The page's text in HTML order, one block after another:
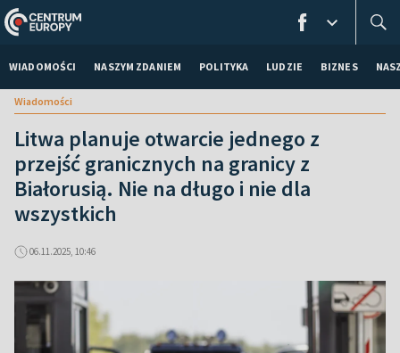
WIADOMOŚCI NASZYM ZDANIEM POLITYKA LUDZIE BIZNES
Wiadomości
Litwa planuje otwarcie jednego z
przejść granicznych na granicy z
Białorusią. Nie na długo i nie dla
wszystkich
06.11.2025, 10:46